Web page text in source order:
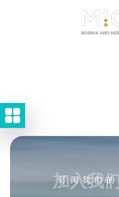
订阅我们
加入我